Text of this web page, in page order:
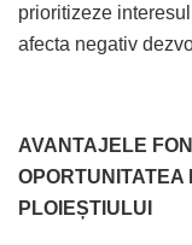
prioritizeze
afecta negativ
AVANTAJELE
OPORTUNITATEA
PLOIEȘTIULUI